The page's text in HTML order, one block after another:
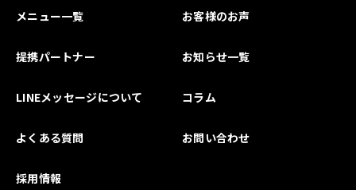
メニュー一覧 お客様のお声
提携パートナー お知らせ一覧
LINEメッセージについて コラム
よくある質問 お問い合わせ
採用情報